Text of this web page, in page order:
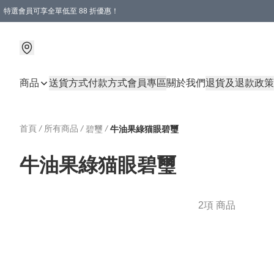
特選會員可享全單低至 88 折優惠！
商品 送貨方式付款方式會員專區關於我們退貨及退款政策
首頁 / 所有商品 / 碧璽 / 牛油果綠猫眼碧璽
牛油果綠猫眼碧璽
2項 商品